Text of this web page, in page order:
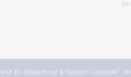
En cliquant sur le bouton "J'accepte",